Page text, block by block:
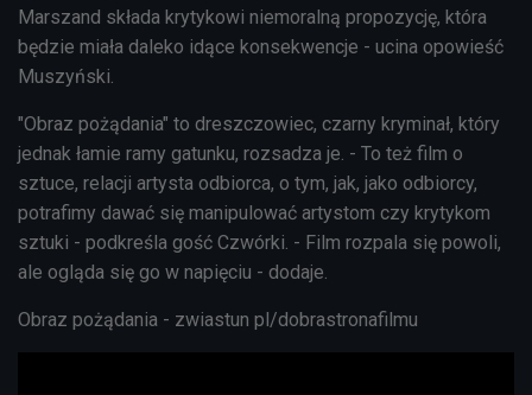
Marszand składa krytykowi niemoralną propozycję, która
będzie miała daleko idące konsekwencje - ucina opowieść
Muszyński.
"Obraz pożądania" to dreszczowiec, czarny kryminał, który
jednak łamie ramy gatunku, rozsadza je. - To też film o
sztuce, relacji artysta odbiorca, o tym, jak, jako odbiorcy,
potrafimy dawać się manipulować artystom czy krytykom
sztuki - podkreśla gość Czwórki. - Film rozpala się powoli,
ale ogląda się go w napięciu - dodaje.
Obraz pożądania - zwiastun pl/dobrastronafilmu